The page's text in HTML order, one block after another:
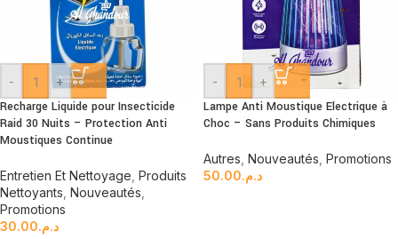
- +
Recharge Liquide pour Insecticide
Raid 30 Nuits – Protection Anti
Moustiques Continue
Entretien Et Nettoyage Produits
Nettoyants Nouveautés
Promotions
د.م.30.00
- +
Lampe Anti Moustique Electrique à
Choc – Sans Produits Chimiques
Autres Nouveautés Promotions
د.م.50.00